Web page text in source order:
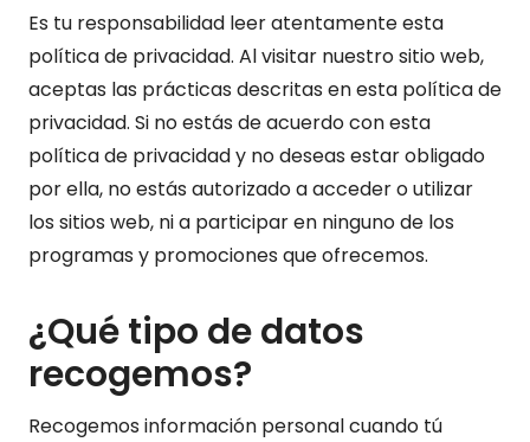
Es tu responsabilidad leer atentamente esta
política de privacidad. Al visitar nuestro sitio web,
aceptas las prácticas descritas en esta política de
privacidad. Si no estás de acuerdo con esta
política de privacidad y no deseas estar obligado
por ella, no estás autorizado a acceder o utilizar
los sitios web, ni a participar en ninguno de los
programas y promociones que ofrecemos.
¿Qué tipo de datos
recogemos?
Recogemos información personal cuando tú